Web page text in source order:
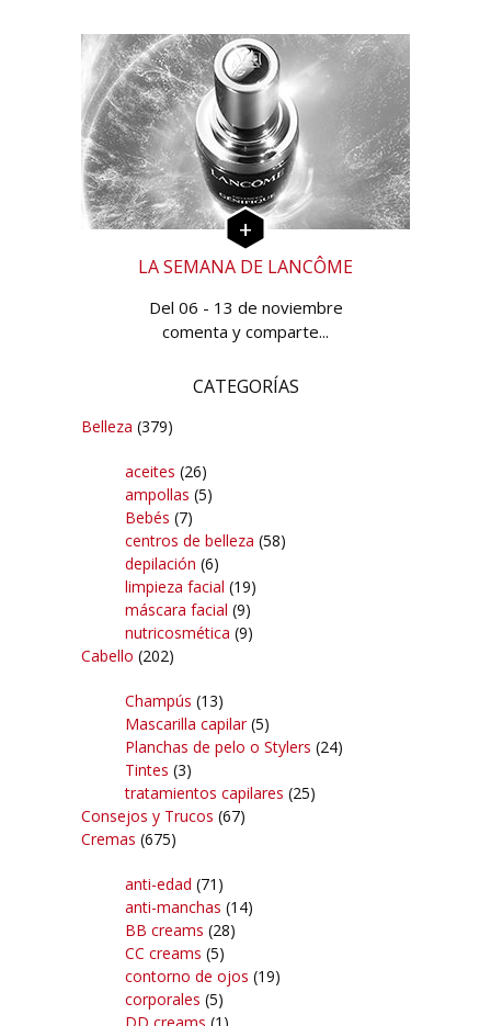
LA SEMANA DE LANCÔME
Del 06 - 13 de noviembre
comenta y comparte...
CATEGORÍAS
Belleza (379)
aceites (26)
ampollas (5)
Bebés (7)
centros de belleza (58)
depilación (6)
limpieza facial (19)
máscara facial (9)
nutricosmética (9)
Cabello (202)
Champús (13)
Mascarilla capilar(5)
Planchas de pelo o Stylers (24)
Tintes (3)
tratamientos capilares (25)
Consejos y Trucos (67)
Cremas (675)
anti-edad (71)
anti-manchas (14)
BB creams (28)
CC creams (5)
contorno de ojos (19)
corporales (5)